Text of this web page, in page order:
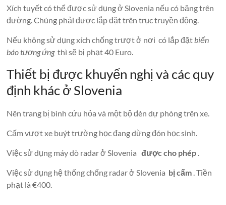
Xích tuyết có thể được sử dụng ở Slovenia nếu có băng trên
đường. Chúng phải được lắp đặt trên trục truyền động.
Nếu không sử dụng xích chống trượt ở nơi có lắp đặtbiển
báo tương ứngthì sẽ bị phạt 40 Euro.
Thiết bị được khuyến nghị và các quy
định khác ở Slovenia
Nên trang bị bình cứu hỏa và một bộ đèn dự phòng trên xe.
Cấm vượt xe buýt trường học đang dừng đón học sinh.
Việc sử dụng máy dò radar ở Sloveniađược cho phép .
Việc sử dụng hệ thống chống radar ở Slovenia bị cấm . Tiền
phạt là €400.